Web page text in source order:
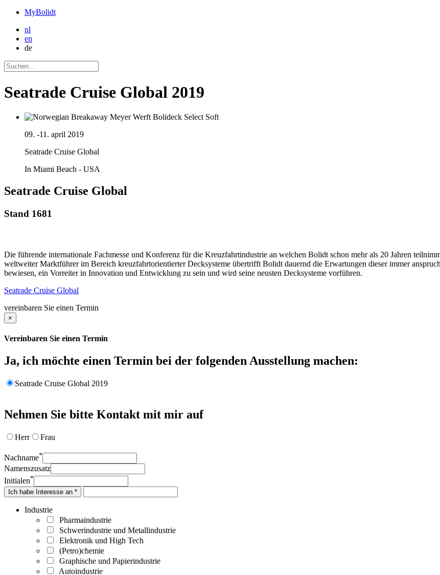
MyBolidt
nl
en
de
Seatrade Cruise Global 2019
09. -11. april 2019
Seatrade Cruise Global
In Miami Beach - USA
Seatrade Cruise Global
Stand 1681
Die führende internationale Fachmesse und Konferenz für die Kreuzfahrtindustrie an welchen Bolidt schon mehr als 20 Jahren
weltweiter Marktführer im Bereich kreuzfahrtorientierter Decksysteme übertrifft Bolidt dauernd die Erwartungen dieser immer
bewiesen, ein Vorreiter in Innovation und Entwicklung zu sein und wird seine neusten Decksysteme vorführen.
Seatrade Cruise Global
vereinbaren Sie einen Termin
×
Vereinbaren Sie einen Termin
Ja, ich möchte einen Termin bei der folgenden Ausstellung machen:
Seatrade Cruise Global 2019
Nehmen Sie bitte Kontakt mit mir auf
Herr Frau
Nachname*
Namenszusatz
Initialen*
Ich habe Interesse an *
Industrie
Pharmaindustrie
Schwerindustrie und Metallindustrie
Elektronik und High Tech
(Petro)chemie
Graphische und Papierindustrie
Autoindustrie